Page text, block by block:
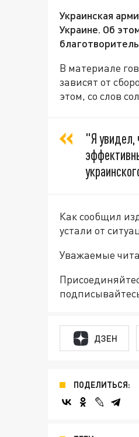
Украинская
Украине. Об
В материале
зависят от
этом, со слов
"Я увидел,
Как сообщил
устали от
Уважаемые
ДЗЕН
ПОДЕЛИТЬСЯ: